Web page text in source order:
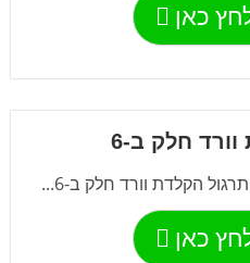
כאן
חלק ב-6
הקלדת וורד חלק ב-6...
כאן